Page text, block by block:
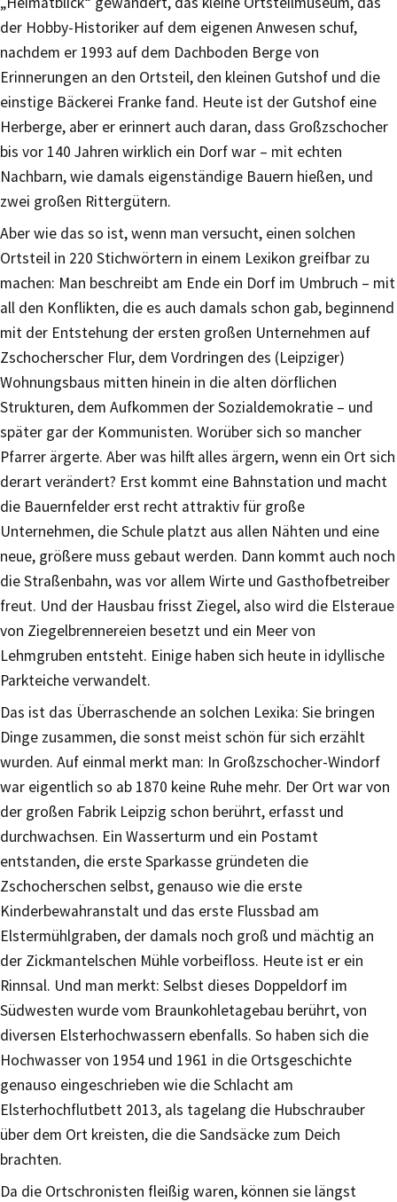
der Hobby-Historiker auf dem eigenen Anwesen schuf,
nachdem er 1993 auf dem Dachboden Berge von
Erinnerungen an den Ortsteil, den kleinen Gutshof und die
einstige Bäckerei Franke fand. Heute ist der Gutshof eine
Herberge, aber er erinnert auch daran, dass Großzschocher
bis vor 140 Jahren wirklich ein Dorf war – mit echten
Nachbarn, wie damals eigenständige Bauern hießen, und
zwei großen Rittergütern.
Aber wie das so ist, wenn man versucht, einen solchen
Ortsteil in 220 Stichwörtern in einem Lexikon greifbar zu
machen: Man beschreibt am Ende ein Dorf im Umbruch – mit
all den Konflikten, die es auch damals schon gab, beginnend
mit der Entstehung der ersten großen Unternehmen auf
Zschocherscher Flur, dem Vordringen des (Leipziger)
Wohnungsbaus mitten hinein in die alten dörflichen
Strukturen, dem Aufkommen der Sozialdemokratie – und
später gar der Kommunisten. Worüber sich so mancher
Pfarrer ärgerte. Aber was hilft alles ärgern, wenn ein Ort sich
derart verändert? Erst kommt eine Bahnstation und macht
die Bauernfelder erst recht attraktiv für große
Unternehmen, die Schule platzt aus allen Nähten und eine
neue, größere muss gebaut werden. Dann kommt auch noch
die Straßenbahn, was vor allem Wirte und Gasthofbetreiber
freut. Und der Hausbau frisst Ziegel, also wird die Elsteraue
von Ziegelbrennereien besetzt und ein Meer von
Lehmgruben entsteht. Einige haben sich heute in idyllische
Parkteiche verwandelt.
Das ist das Überraschende an solchen Lexika: Sie bringen
Dinge zusammen, die sonst meist schön für sich erzählt
wurden. Auf einmal merkt man: In Großzschocher-Windorf
war eigentlich so ab 1870 keine Ruhe mehr. Der Ort war von
der großen Fabrik Leipzig schon berührt, erfasst und
durchwachsen. Ein Wasserturm und ein Postamt
entstanden, die erste Sparkasse gründeten die
Zschocherschen selbst, genauso wie die erste
Kinderbewahranstalt und das erste Flussbad am
Elstermühlgraben, der damals noch groß und mächtig an
der Zickmantelschen Mühle vorbeifloss. Heute ist er ein
Rinnsal. Und man merkt: Selbst dieses Doppeldorf im
Südwesten wurde vom Braunkohletagebau berührt, von
diversen Elsterhochwassern ebenfalls. So haben sich die
Hochwasser von 1954 und 1961 in die Ortsgeschichte
genauso eingeschrieben wie die Schlacht am
Elsterhochflutbett 2013, als tagelang die Hubschrauber
über dem Ort kreisten, die die Sandsäcke zum Deich
brachten.
Da die Ortschronisten fleißig waren, können sie längst